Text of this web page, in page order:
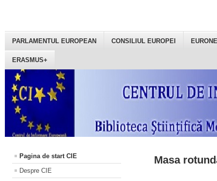
PARLAMENTUL EUROPEAN CONSILIUL EUROPEI
ERASMUS+
Pagina de start CIE
Despre CIE
Masa